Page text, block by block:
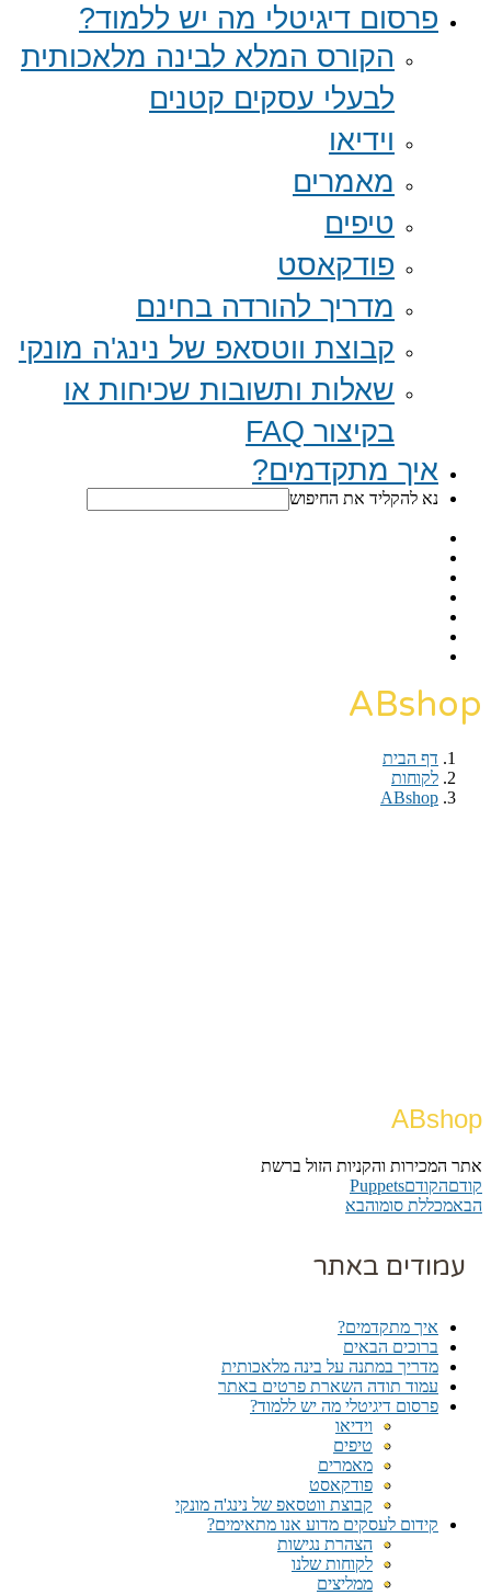
פרסום דיגיטלי מה יש ללמוד?
הקורס המלא לבינה מלאכותית
לבעלי עסקים קטנים
וידיאו
מאמרים
טיפים
פודקאסט
מדריך להורדה בחינם
קבוצת ווטסאפ של נינג'ה מונקי​
שאלות ותשובות שכיחות או
בקיצור FAQ
איך מתקדמים?
נא להקליד את החיפוש
ABshop
דף הבית
לקוחות
ABshop
ABshop
אתר המכירות והקניות הזול ברשת
קודםהקודםPuppets
הבאמכללת סומוהבא
עמודים באתר
איך מתקדמים?
ברוכים הבאים
מדריך במתנה על בינה מלאכותית
עמוד תודה השארת פרטים באתר
פרסום דיגיטלי מה יש ללמוד?
וידיאו
טיפים
מאמרים
פודקאסט
קבוצת ווטסאפ של נינג'ה מונקי​
קידום לעסקים מדוע אנו מתאימים?
הצהרת נגישות
לקוחות שלנו
ממליצים